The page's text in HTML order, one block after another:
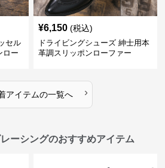
セル
ロー
¥6,150 (税込)
ドライビングシューズ 紳士用本
革調スリッポンローファー
アイテムの一覧へ ›
ーシングのおすすめアイテム